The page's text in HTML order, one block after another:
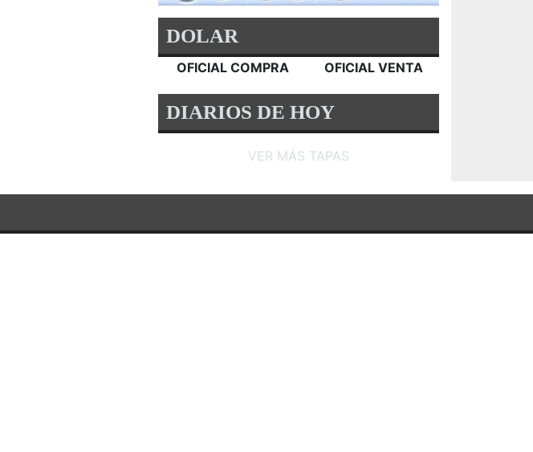
DOLAR
OFICIAL COMPRA OFICIAL VENTA
DIARIOS DE HOY
VER MÁS TAPAS